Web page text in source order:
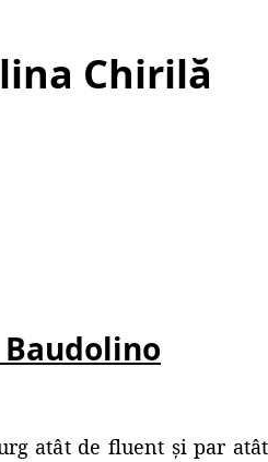
Chirilă
Baudolino
atât de fluent și par atât